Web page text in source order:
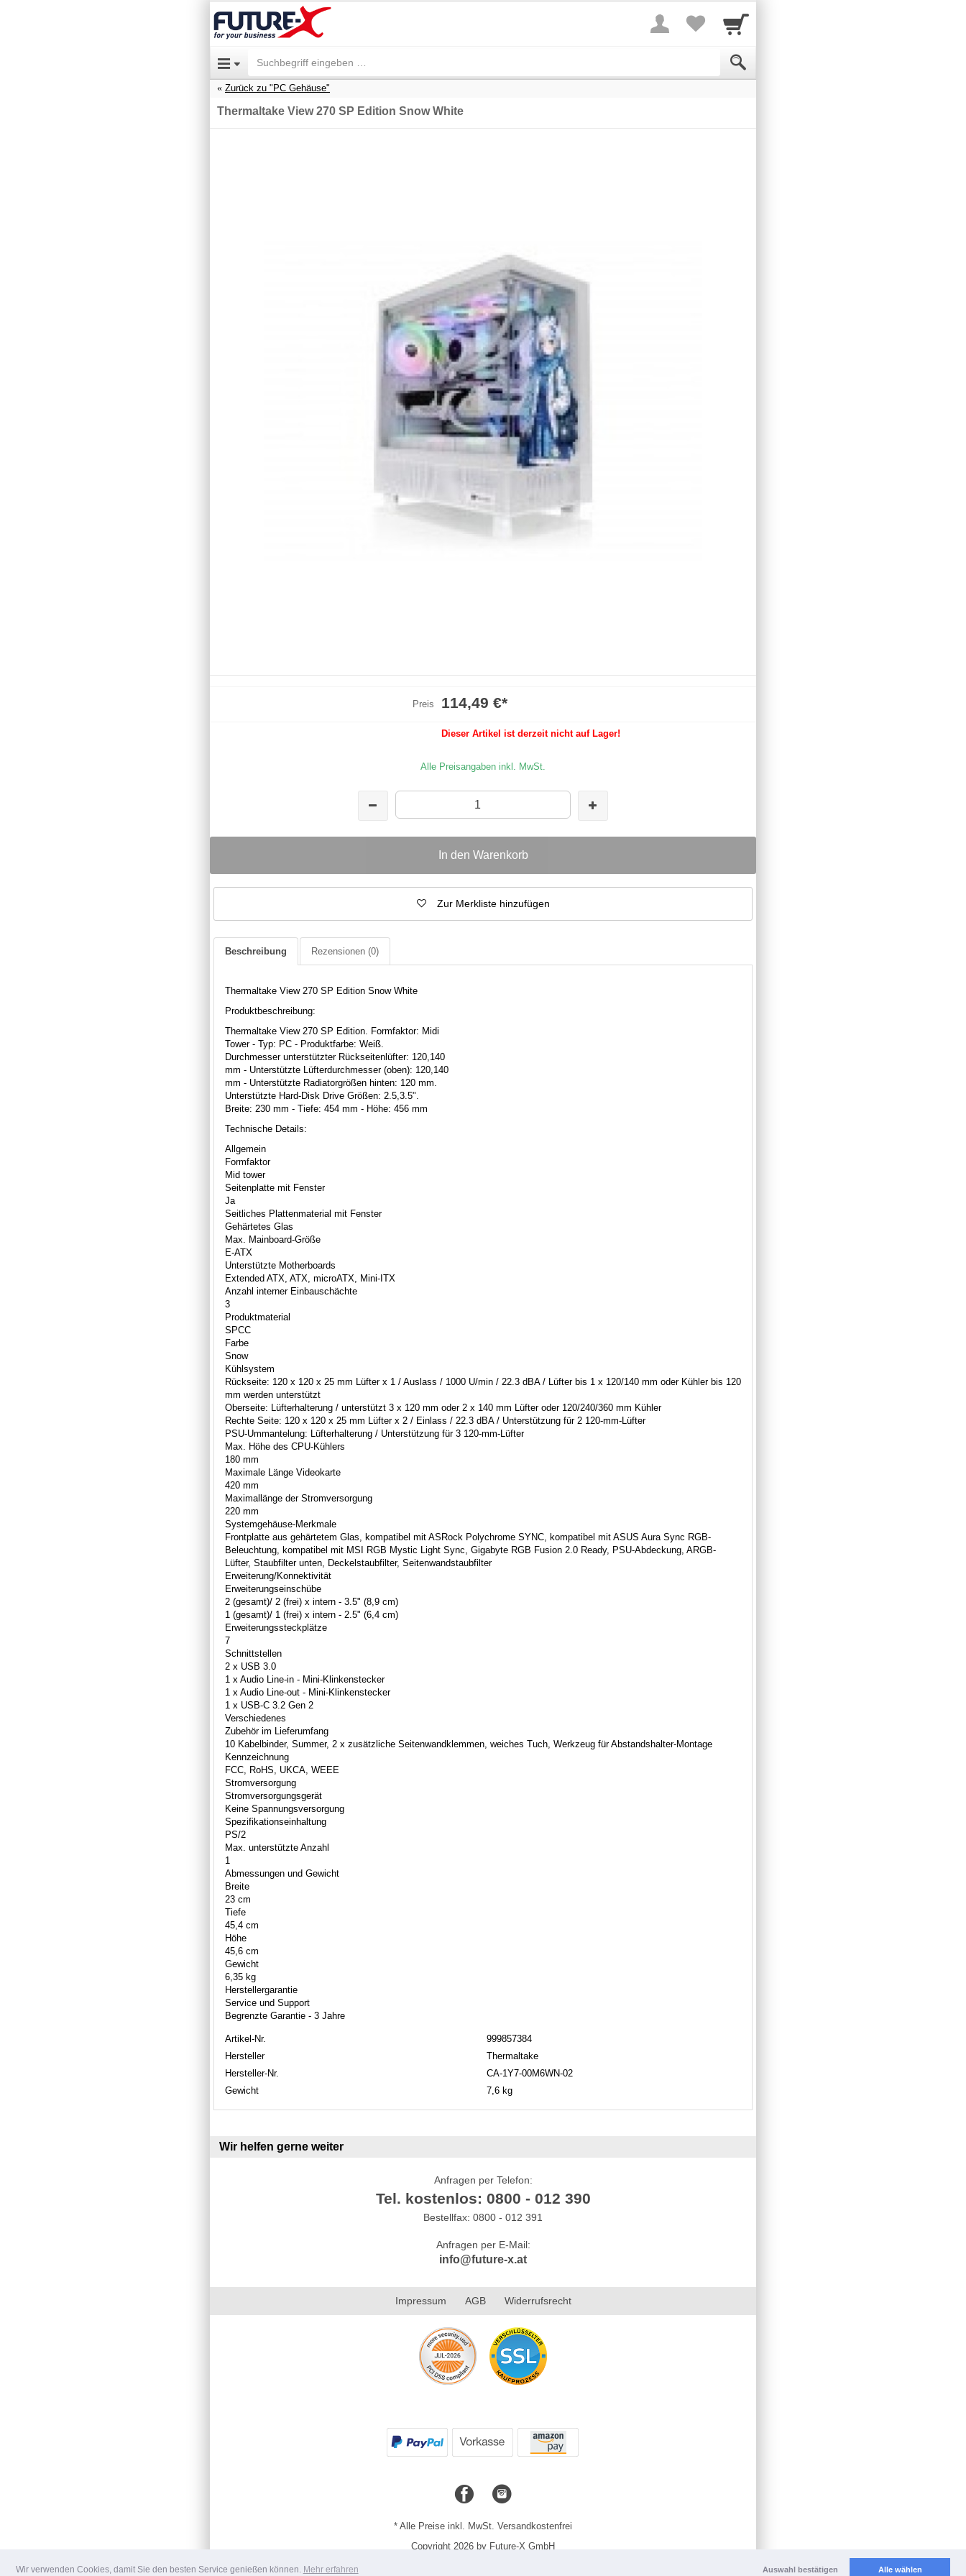
Wir verwenden Cookies, damit Sie den besten Service genießen können. Mehr erfahren Auswahl bestätigen Alle wählen
Zurück zu "PC Gehäuse"
Thermaltake View 270 SP Edition Snow White
Preis 114,49 €*
Dieser Artikel ist derzeit nicht auf Lager!
Alle Preisangaben inkl. MwSt.
In den Warenkorb
Zur Merkliste hinzufügen
Beschreibung Rezensionen (0)
Thermaltake View 270 SP Edition Snow White
Produktbeschreibung:
Thermaltake View 270 SP Edition. Formfaktor: Midi
Tower - Typ: PC - Produktfarbe: Weiß.
Durchmesser unterstützter Rückseitenlüfter: 120,140
mm - Unterstützte Lüfterdurchmesser (oben): 120,140
mm - Unterstützte Radiatorgrößen hinten: 120 mm.
Unterstützte Hard-Disk Drive Größen: 2.5,3.5".
Breite: 230 mm - Tiefe: 454 mm - Höhe: 456 mm
Technische Details:
Allgemein
Formfaktor
Mid tower
Seitenplatte mit Fenster
Ja
Seitliches Plattenmaterial mit Fenster
Gehärtetes Glas
Max. Mainboard-Größe
E-ATX
Unterstützte Motherboards
Extended ATX, ATX, microATX, Mini-ITX
Anzahl interner Einbauschächte
3
Produktmaterial
SPCC
Farbe
Snow
Kühlsystem
Rückseite: 120 x 120 x 25 mm Lüfter x 1 / Auslass / 1000 U/min / 22.3 dBA / Lüfter bis 1 x 120/140 mm oder Kühler bis 120
mm werden unterstützt
Oberseite: Lüfterhalterung / unterstützt 3 x 120 mm oder 2 x 140 mm Lüfter oder 120/240/360 mm Kühler
Rechte Seite: 120 x 120 x 25 mm Lüfter x 2 / Einlass / 22.3 dBA / Unterstützung für 2 120-mm-Lüfter
PSU-Ummantelung: Lüfterhalterung / Unterstützung für 3 120-mm-Lüfter
Max. Höhe des CPU-Kühlers
180 mm
Maximale Länge Videokarte
420 mm
Maximallänge der Stromversorgung
220 mm
Systemgehäuse-Merkmale
Frontplatte aus gehärtetem Glas, kompatibel mit ASRock Polychrome SYNC, kompatibel mit ASUS Aura Sync RGB-
Beleuchtung, kompatibel mit MSI RGB Mystic Light Sync, Gigabyte RGB Fusion 2.0 Ready, PSU-Abdeckung, ARGB-
Lüfter, Staubfilter unten, Deckelstaubfilter, Seitenwandstaubfilter
Erweiterung/Konnektivität
Erweiterungseinschübe
2 (gesamt)/ 2 (frei) x intern - 3.5" (8,9 cm)
1 (gesamt)/ 1 (frei) x intern - 2.5" (6,4 cm)
Erweiterungssteckplätze
7
Schnittstellen
2 x USB 3.0
1 x Audio Line-in - Mini-Klinkenstecker
1 x Audio Line-out - Mini-Klinkenstecker
1 x USB-C 3.2 Gen 2
Verschiedenes
Zubehör im Lieferumfang
10 Kabelbinder, Summer, 2 x zusätzliche Seitenwandklemmen, weiches Tuch, Werkzeug für Abstandshalter-Montage
Kennzeichnung
FCC, RoHS, UKCA, WEEE
Stromversorgung
Stromversorgungsgerät
Keine Spannungsversorgung
Spezifikationseinhaltung
PS/2
Max. unterstützte Anzahl
1
Abmessungen und Gewicht
Breite
23 cm
Tiefe
45,4 cm
Höhe
45,6 cm
Gewicht
6,35 kg
Herstellergarantie
Service und Support
Begrenzte Garantie - 3 Jahre
Artikel-Nr.
999857384
Hersteller
Thermaltake
Hersteller-Nr.
CA-1Y7-00M6WN-02
Gewicht
7,6 kg
Wir helfen gerne weiter
Anfragen per Telefon:
Tel. kostenlos: 0800 - 012 390
Bestellfax: 0800 - 012 391
Anfragen per E-Mail:
info@future-x.at
Impressum AGB Widerrufsrecht
* Alle Preise inkl. MwSt. Versandkostenfrei
Copyright 2026 by Future-X GmbH